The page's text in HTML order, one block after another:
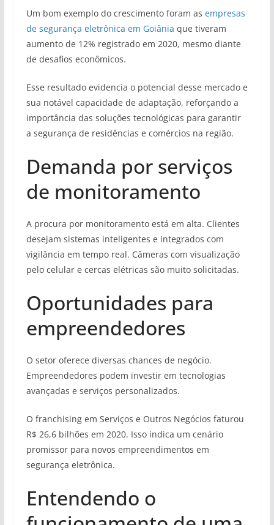
Um bom exemplo do crescimento foram as empresas
de segurança eletrônica em Goiânia que tiveram
aumento de 12% registrado em 2020, mesmo diante
de desafios econômicos.
Esse resultado evidencia o potencial desse mercado e
sua notável capacidade de adaptação, reforçando a
importância das soluções tecnológicas para garantir
a segurança de residências e comércios na região.
Demanda por serviços
de monitoramento
A procura por monitoramento está em alta. Clientes
desejam sistemas inteligentes e integrados com
vigilância em tempo real. Câmeras com visualização
pelo celular e cercas elétricas são muito solicitadas.
Oportunidades para
empreendedores
O setor oferece diversas chances de negócio.
Empreendedores podem investir em tecnologias
avançadas e serviços personalizados.
O franchising em Serviços e Outros Negócios faturou
R$ 26,6 bilhões em 2020. Isso indica um cenário
promissor para novos empreendimentos em
segurança eletrônica.
Entendendo o